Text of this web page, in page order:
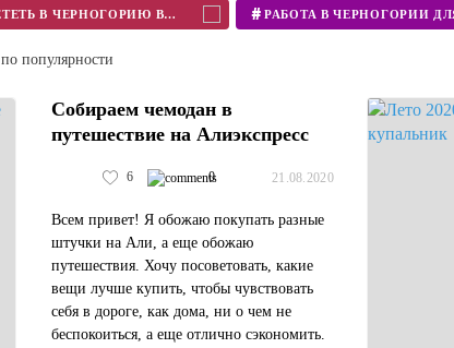
КОГДА МОЖНО ЛЕТЕТЬ В ЧЕРНОГОРИЮ В 2020 #
по популярности
Собираем чемодан в
путешествие на Алиэкспресс
6 0 21.08.2020
Всем привет! Я обожаю покупать разные
штучки на Али, а еще обожаю
путешествия. Хочу посоветовать, какие
вещи лучше купить, чтобы чувствовать
себя в дороге, как дома, ни о чем не
беспокоиться, а еще отлично сэкономить.